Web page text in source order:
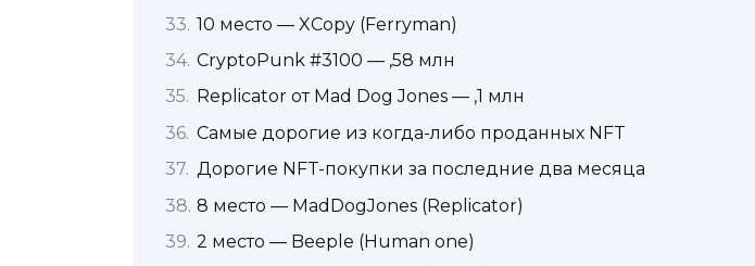
10 место — XCopy (Ferryman)
CryptoPunk #3100 — ,58 млн
Replicator от Mad Dog Jones — ,1 млн
Самые дорогие из когда-либо проданных NFT
Дорогие NFT-покупки за последние два месяца
8 место — MadDogJones (Replicator)
2 место — Beeple (Human one)